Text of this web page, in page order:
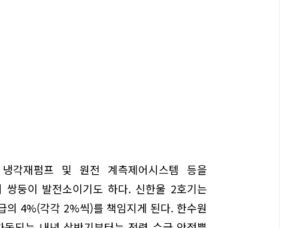
각재펌프 및 원전 계측제어시스템 등을
둥이 발전소이기도 하다. 신한울 2호기는
의 4%(각각 2%씩)를 책임지게 된다. 한수원